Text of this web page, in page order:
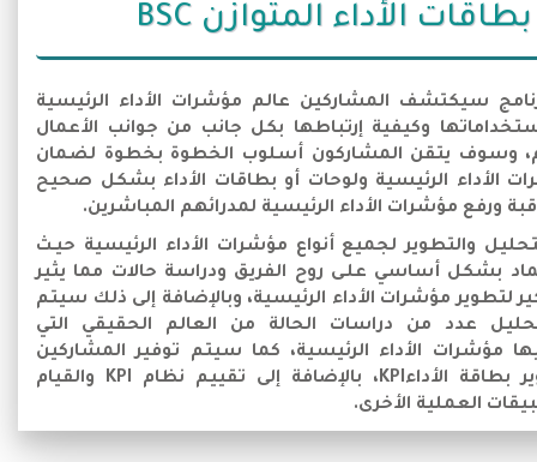
بطاقات الأداء المتوازن BSC
سيكتشف المشاركين عالم مؤشرات الأداء الرئيسية
وكيفية إرتباطها بكل جانب من جوانب الأعمال
وسوف يتقن المشاركون أسلوب الخطوة بخطوة لضمان
الأداء الرئيسية ولوحات أو بطاقات الأداء بشكل صحيح
ورفع مؤشرات الأداء الرئيسية لمدرائهم المباشرين.
والتطوير لجميع أنواع مؤشرات الأداء الرئيسية حيـث
بشكل أساسي علـى روح الفريق ودراسة حالات مما يثير
لتطوير مؤشرات الأداء الرئيسية، وبالإضافة إلى ذلك سيتم
عدد من دراسات الحالة من العالم الحقيقي التي
مؤشرات الأداء الرئيسية، كما سيتم توفير المشاركين
نماذج لتطوير بطاقة الأداءKPI، بالإضافة إلى تقييم نظام KPI والقيام
العملية الأخرى.